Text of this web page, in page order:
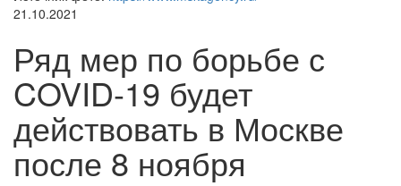
21.10.2021
Ряд мер по борьбе с
COVID-19 будет
действовать в Москве
после 8 ноября